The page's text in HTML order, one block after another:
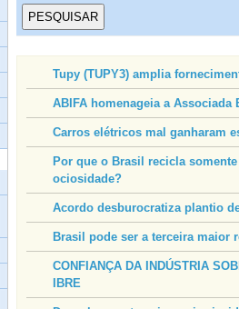
Tupy (TUPY3) amplia
ABIFA homenageia a
Carros elétricos mal ganharam
Por que o Brasil recicla
ociosidade?
Acordo desburocratiza plantio
Brasil pode ser a terceira maior
CONFIANÇA DA INDÚSTRIA
IBRE